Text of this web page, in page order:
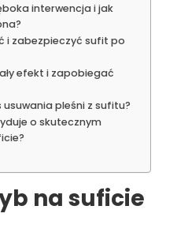
interwencja i jak
i zabezpieczyć sufit po
efekt i zapobiegać
pleśni z sufitu?
o skutecznym
na suficie